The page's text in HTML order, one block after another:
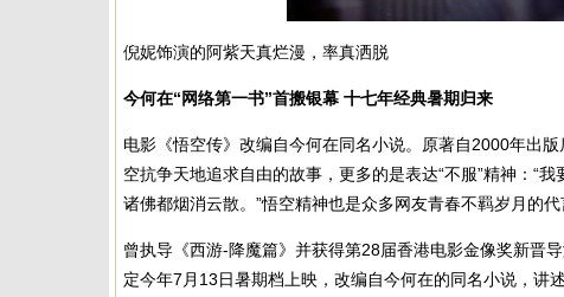
倪妮饰演的阿紫天真烂漫，率真洒脱
今何在“网络第一书”首搬银幕 十七年经典暑期归来
电影《悟空传》改编自今何在同名小说。原著自2000年出
空抗争天地追求自由的故事，更多的是表达“不服”精神：“
诸佛都烟消云散。”悟空精神也是众多网友青春不羁岁月的代
曾执导《西游-降魔篇》并获得第28届香港电影金像奖新晋
定今年7月13日暑期档上映，改编自今何在的同名小说，讲